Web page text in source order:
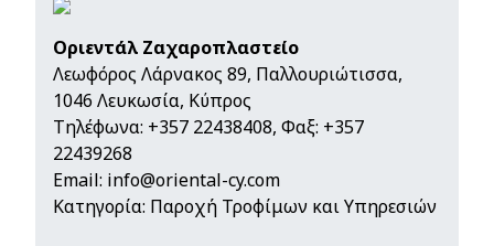
Οριεντάλ Ζαχαροπλαστείο
Λεωφόρος Λάρνακος 89, Παλλουριώτισσα,
1046 Λευκωσία, Κύπρος
Τηλέφωνα: +357 22438408, Φαξ: +357
22439268
Email: info@oriental-cy.com
Κατηγορία: Παροχή Τροφίμων και Υπηρεσιών